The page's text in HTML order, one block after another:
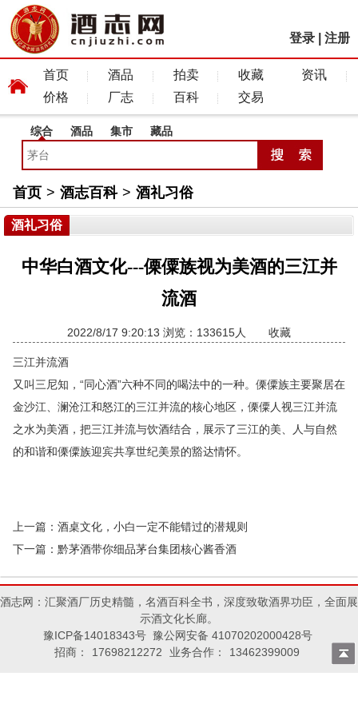
登录 注册
首页 酒品 拍卖 收藏
资讯
价格
厂志 百科 交易
综合 酒品 集市 藏品
首页 > 酒志百科 > 酒礼习俗
酒礼习俗
中华白酒文化---傈僳族视为美酒的三江并
流酒
2022/8/17 9:20:13 浏览：133615人 收藏
三江并流酒
又叫三尼知，“同心酒”六种不同的喝法中的一种。傈僳族主要聚居在
金沙江、澜沧江和怒江的三江并流的核心地区，傈僳人视三江并流
之水为美酒，把三江并流与饮酒结合，展示了三江的美、人与自然
的和谐和傈僳族迎宾共享世纪美景的豁达情怀。
上一篇： 酒桌文化，小白一定不能错过的潜规则
下一篇： 黔茅酒带你细品茅台集团核心酱香酒
酒志网：汇聚酒厂历史精髓，名酒百科全书，深度致敬酒界功臣，全面展
示酒文化长廊。
豫ICP备14018343号 豫公网安备 41070202000428号
招商：
17698212272 业务合作： 13462399009